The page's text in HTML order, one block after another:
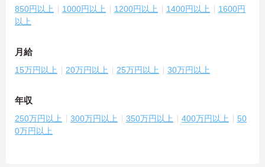
850円以上 1000円以上 1200円以上 1400円以上
1600円
以上
月給
15万円以上 20万円以上 25万円以上 30万円以上
年収
250万円以上 300万円以上 350万円以上 400万円以上
50
0万円以上